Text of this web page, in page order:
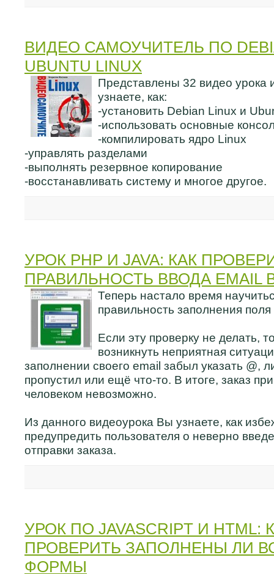
ВИДЕО САМОУЧИТЕЛЬ ПО
UBUNTU LINUX
Представлены 32 видео урока
узнаете, как:
-установить Debian Linux и
-использовать основные
-компилировать ядро Linux
-управлять разделами
-выполнять резервное копирование
-восстанавливать систему и многое другое.
УРОК PHP И JAVA: КАК
ПРАВИЛЬНОСТЬ ВВОДА EMAIL
Теперь настало время
правильность заполнения
Если эту проверку не делать,
возникнуть неприятная
заполнении своего email забыл указать @,
пропустил или ещё что-то. В итоге, заказ
человеком невозможно.
Из данного видеоурока Вы узнаете, как
предупредить пользователя о неверно
отправки заказа.
УРОК ПО JAVASCRIPT И HTML:
ПРОВЕРИТЬ ЗАПОЛНЕНЫ ЛИ
ФОРМЫ